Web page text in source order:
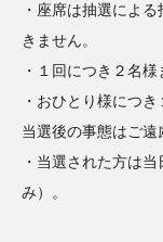
・座席は抽選によ
きません。
・１回につき２名様
・おひとり様につ
当選後の事態はご遠
・当選された方は
み）。